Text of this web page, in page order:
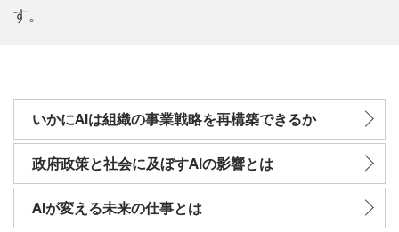
す。
いかにAIは組織の事業戦略を再構築できるか
政府政策と社会に及ぼすAIの影響とは
AIが変える未来の仕事とは